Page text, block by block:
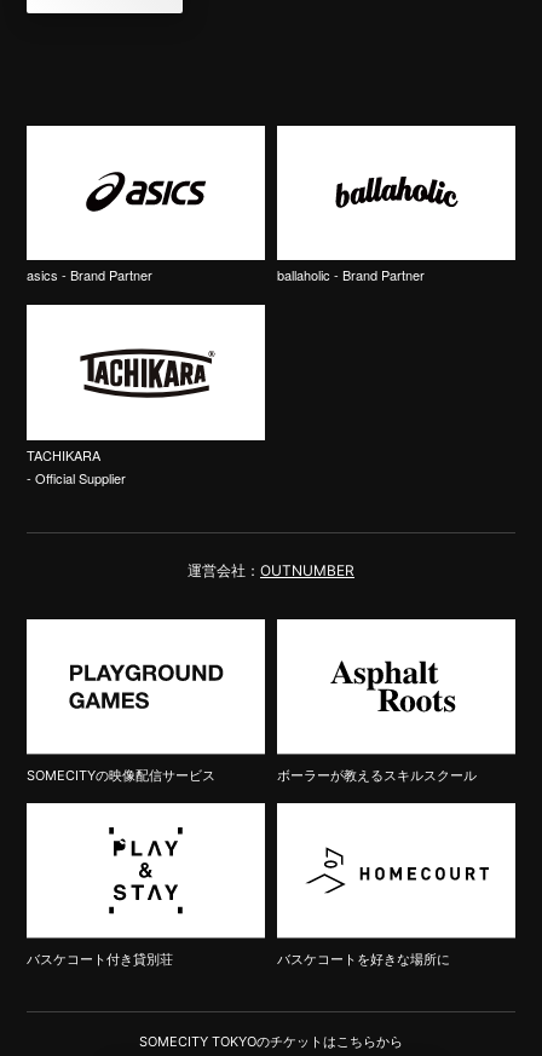
asics - Brand Partner ballaholic - Brand Partner
TACHIKARA
- Official Supplier
運営会社： OUTNUMBER
SOMECITYの映像配信サービス ボーラーが教えるスキルスクール
バスケコート付き貸別荘 バスケコートを好きな場所に
SOMECITY TOKYOのチケットはこちらから